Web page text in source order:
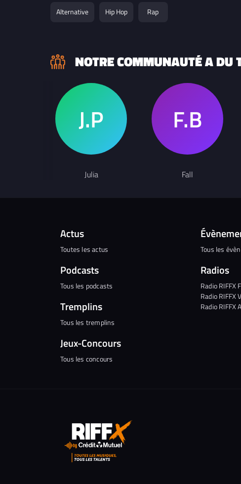
Alternative Hip Hop Rap
NOTRE COMMUNAUTÉ A DU
Julia Fall
Actus
Toutes les actus
Podcasts
Tous les podcasts
Tremplins
Tous les tremplins
Jeux-Concours
Tous les concours
Tous les
Radios
Radio RIFFX
Radio RIFFX
Radio RIFFX